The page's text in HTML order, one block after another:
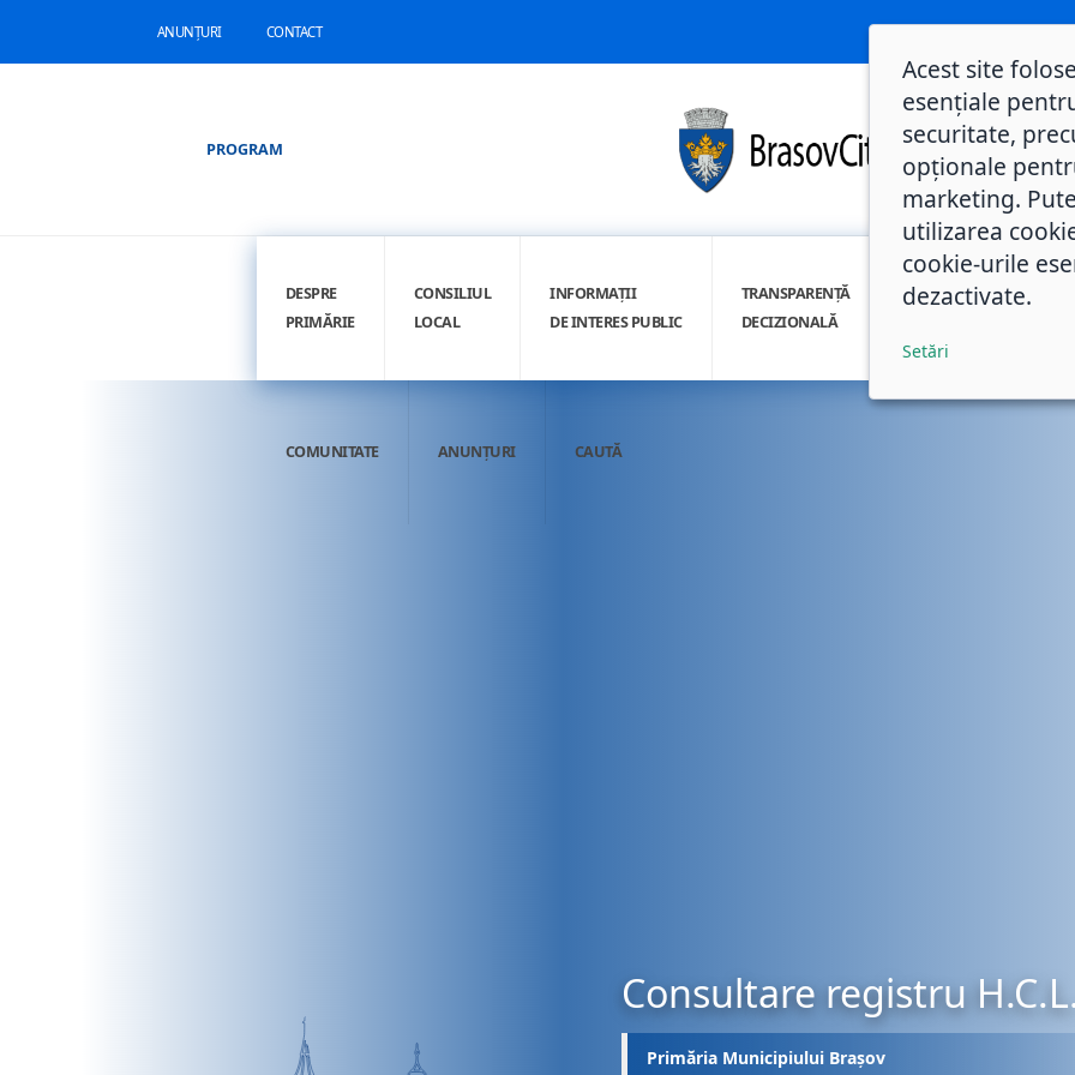
ANUNȚURI CONTACT
PROGRAM
DESPRE
PRIMĂRIE
CONSILIUL
LOCAL
INFORMAȚII
DE INTERES PUBLIC
TRANSPARENȚĂ
DECIZIONALĂ
INTEGRITATE
COMUNITATE ANUNȚURI CAUTĂ
Consultare registru
Primăria Municipiului Brașov
Acest site
esențiale
securitate,
opționale
marketing.
utilizarea
cookie-urile
dezactivate.
Setări